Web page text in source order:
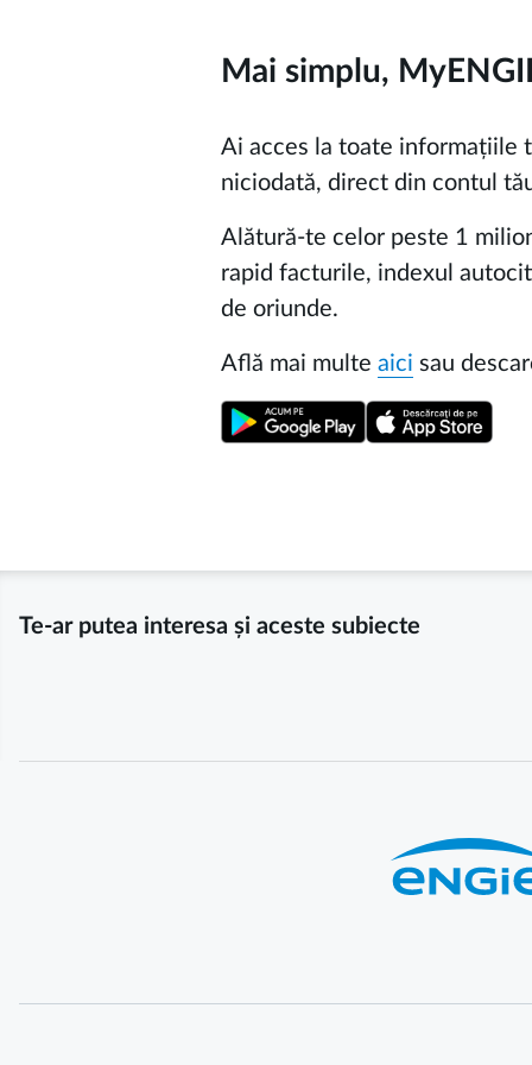
Mai simplu,
Ai acces la toate informațiile
niciodată, direct din contul
Alătură-te celor peste 1
rapid facturile, indexul
de oriunde.
Află mai multe aici sau
Te-ar putea interesa și aceste subiecte